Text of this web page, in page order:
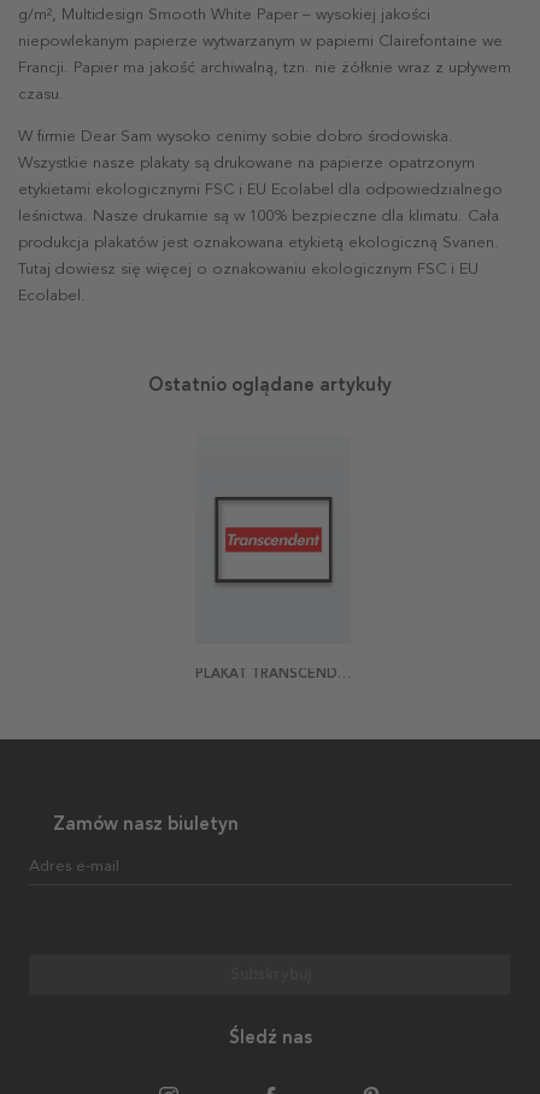
g/m², Multidesign Smooth White Paper – wysokiej jakości
niepowlekanym papierze wytwarzanym w papierni Clairefontaine we
Francji. Papier ma jakość archiwalną, tzn. nie żółknie wraz z upływem
czasu.
W firmie Dear Sam wysoko cenimy sobie dobro środowiska.
Wszystkie nasze plakaty są drukowane na papierze opatrzonym
etykietami ekologicznymi FSC i EU Ecolabel dla odpowiedzialnego
leśnictwa. Nasze drukarnie są w 100% bezpieczne dla klimatu. Cała
produkcja plakatów jest oznakowana etykietą ekologiczną Svanen.
Tutaj dowiesz się więcej o oznakowaniu ekologicznym FSC i EU
Ecolabel.
Ostatnio oglądane artykuły
PLAKAT TRANSCENDENT
Zamów nasz biuletyn
Adres e-mail
Śledź nas